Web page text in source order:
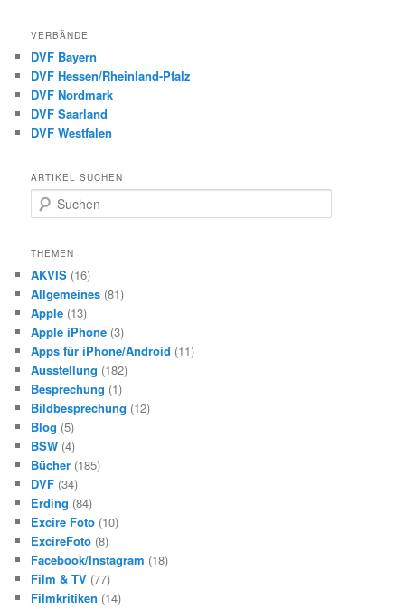
VERBÄNDE
DVF Bayern
DVF Hessen/Rheinland-Pfalz
DVF Nordmark
DVF Saarland
DVF Westfalen
ARTIKEL SUCHEN
u
h
n
THEMEN
AKVIS (16)
Allgemeines (81)
Apple (13)
Apple iPhone (3)
Apps für iPhone/Android (11)
Ausstellung (182)
Besprechung (1)
Bildbesprechung (12)
Blog (5)
BSW (4)
Bücher (185)
DVF (34)
Erding (84)
Excire Foto (10)
ExcireFoto (8)
Facebook/Instagram (18)
Film & TV (77)
Filmkritiken (14)